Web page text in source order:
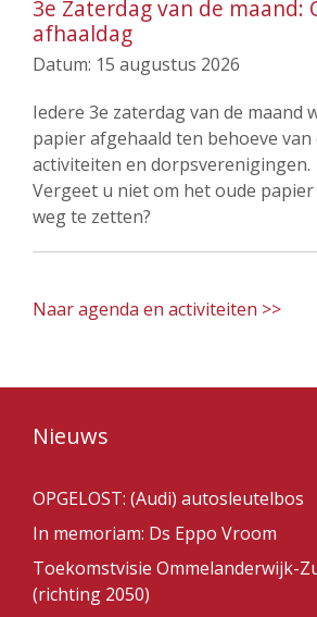
3e Zaterdag van de maand:
afhaaldag
Datum: 15 augustus 2026
Iedere 3e zaterdag van de maand
papier afgehaald ten behoeve van
activiteiten en dorpsverenigingen.
Vergeet u niet om het oude
weg te zetten?
Naar agenda en activiteiten >>
Nieuws
OPGELOST: (Audi) autosleutelbos
In memoriam: Ds Eppo Vroom
Toekomstvisie Ommelanderwijk-
(richting 2050)